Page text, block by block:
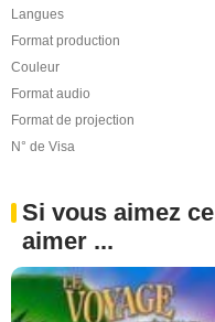
Langues
Format production
Couleur
Format audio
Format de projection
N° de Visa
Si vous aimez
aimer ...